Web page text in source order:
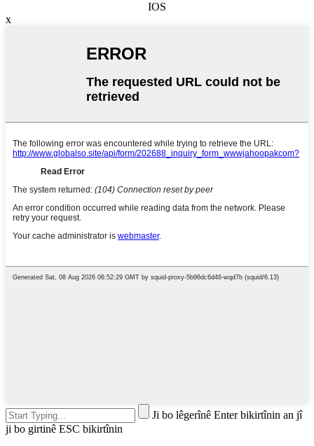
IOS
x
Ji bo lêgerînê Enter bikirtînin an jî
ji bo girtinê ESC bikirtînin